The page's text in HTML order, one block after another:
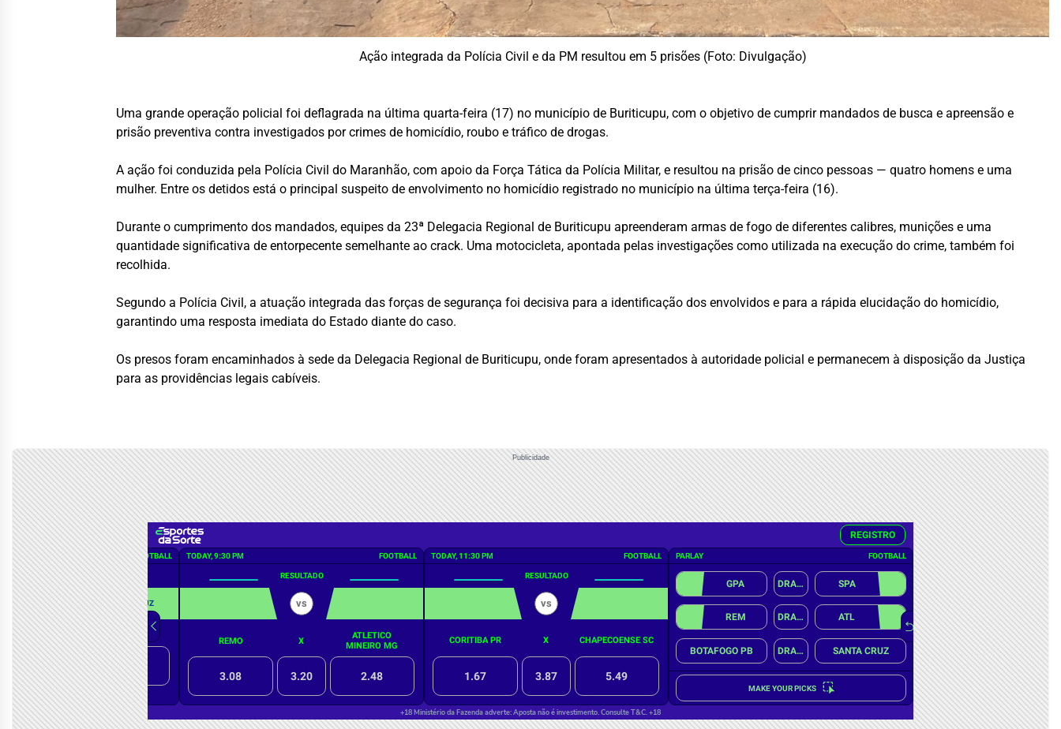
Ação integrada da Polícia Civil e da PM resultou em 5 prisões (Foto: Divulgação)
Uma grande operação policial foi deflagrada na última quarta-feira (17) no município de Buriticupu, com o objetivo de cumprir mandados de busca e apreensão e
prisão preventiva contra investigados por crimes de homicídio, roubo e tráfico de drogas.
A ação foi conduzida pela Polícia Civil do Maranhão, com apoio da Força Tática da Polícia Militar, e resultou na prisão de cinco pessoas — quatro homens e uma
mulher. Entre os detidos está o principal suspeito de envolvimento no homicídio registrado no município na última terça-feira (16).
Durante o cumprimento dos mandados, equipes da 23ª Delegacia Regional de Buriticupu apreenderam armas de fogo de diferentes calibres, munições e uma
quantidade significativa de entorpecente semelhante ao crack. Uma motocicleta, apontada pelas investigações como utilizada na execução do crime, também foi
recolhida.
Segundo a Polícia Civil, a atuação integrada das forças de segurança foi decisiva para a identificação dos envolvidos e para a rápida elucidação do homicídio,
garantindo uma resposta imediata do Estado diante do caso.
Os presos foram encaminhados à sede da Delegacia Regional de Buriticupu, onde foram apresentados à autoridade policial e permanecem à disposição da Justiça
para as providências legais cabíveis.
Publicidade